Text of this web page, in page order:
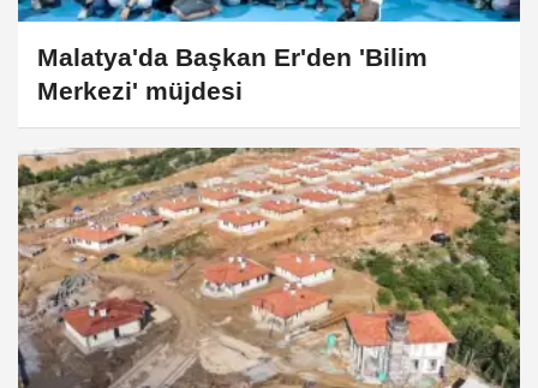
Malatya'da Başkan Er'den 'Bilim
Merkezi' müjdesi